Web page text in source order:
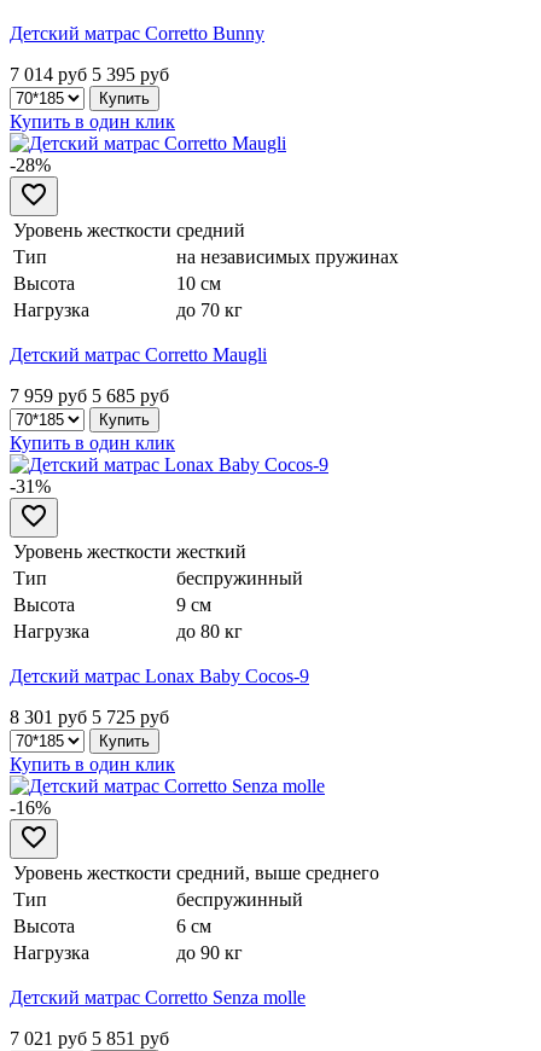
Детский матрас Corretto Bunny
7 014 руб 5 395 руб
Купить в один клик
-28%
Уровень жесткости средний
Тип
на независимых пружинах
Высота
10 см
Нагрузка
до 70 кг
Детский матрас Corretto Maugli
7 959 руб 5 685 руб
Купить в один клик
-31%
Уровень жесткости жесткий
Тип
беспружинный
Высота
9 см
Нагрузка
до 80 кг
Детский матрас Lonax Baby Cocos-9
8 301 руб 5 725 руб
Купить в один клик
-16%
Уровень жесткости средний, выше среднего
Тип
беспружинный
Высота
6 см
Нагрузка
до 90 кг
Детский матрас Corretto Senza molle
7 021 руб 5 851 руб